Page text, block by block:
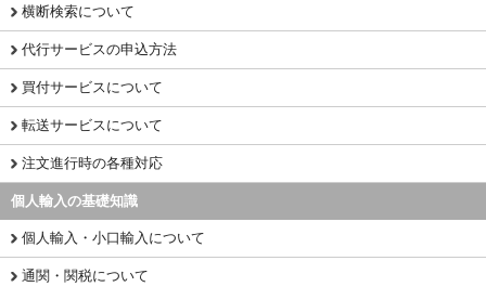
横断検索について
代行サービスの申込方法
買付サービスについて
転送サービスについて
注文進行時の各種対応
個人輸入の基礎知識
個人輸入・小口輸入について
通関・関税について